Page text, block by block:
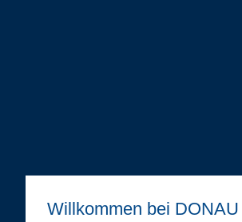
Willkommen bei DONAU